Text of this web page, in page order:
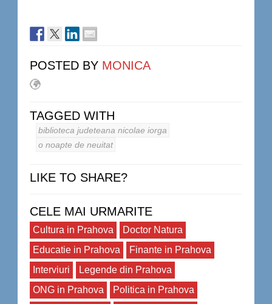
POSTED BY MONICA
TAGGED WITH
biblioteca judeteana nicolae iorga
o noapte de neuitat
LIKE TO SHARE?
CELE MAI URMARITE
Cultura in Prahova
Doctor Natura
Educatie in Prahova
Finante in Prahova
Interviuri
Legende din Prahova
ONG in Prahova
Politica in Prahova